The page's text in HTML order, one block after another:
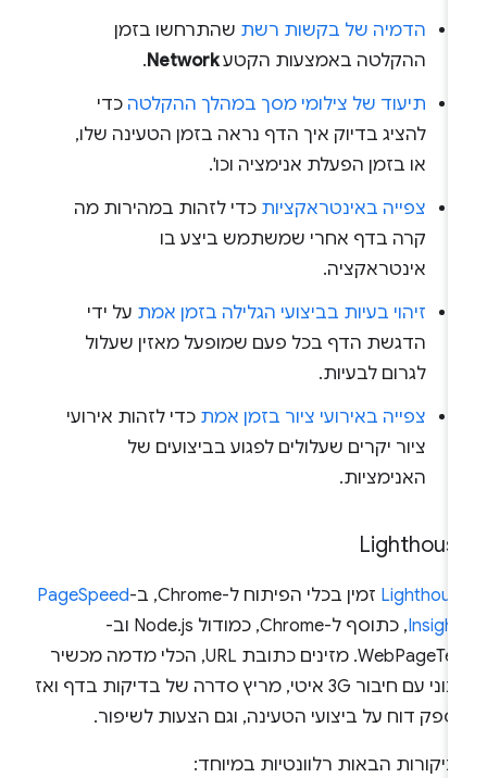
הדמיה של בקשות רשתשהתרחשו בזמן
ההקלטה באמצעות הקטעNetwork
.
תיעוד של צילומי מסך במהלך ההקלטהכדי
להציג בדיוק איך הדף נראה בזמן הטעינה שלו,
או בזמן הפעלת אנימציה וכו'.
צפייה באינטראקציותכדי לזהות במהירות מה
קרה בדף אחרי שמשתמש ביצע בו
אינטראקציה.
זיהוי בעיות בביצועי הגלילה בזמן אמתעל ידי
הדגשת הדף בכל פעם שמופעל מאזין שעלול
לגרום לבעיות.
צפייה באירועי ציור בזמן אמתכדי לזהות אירועי
ציור יקרים שעלולים לפגוע בביצועים של
האנימציות.
זמין בכלי הפיתוח ל-Chrome, ב-
PageSpeed
, כתוסף ל-Chrome, כמודול Node.js וב-
WebPageTest. מזינים כתובת URL, הכלי מדמה מכשיר
בינוני עם חיבור 3G איטי, מריץ סדרה של בדיקות בדף ואז
דוח על ביצועי הטעינה, וגם הצעות לשיפור.
הבאות רלוונטיות במיוחד: